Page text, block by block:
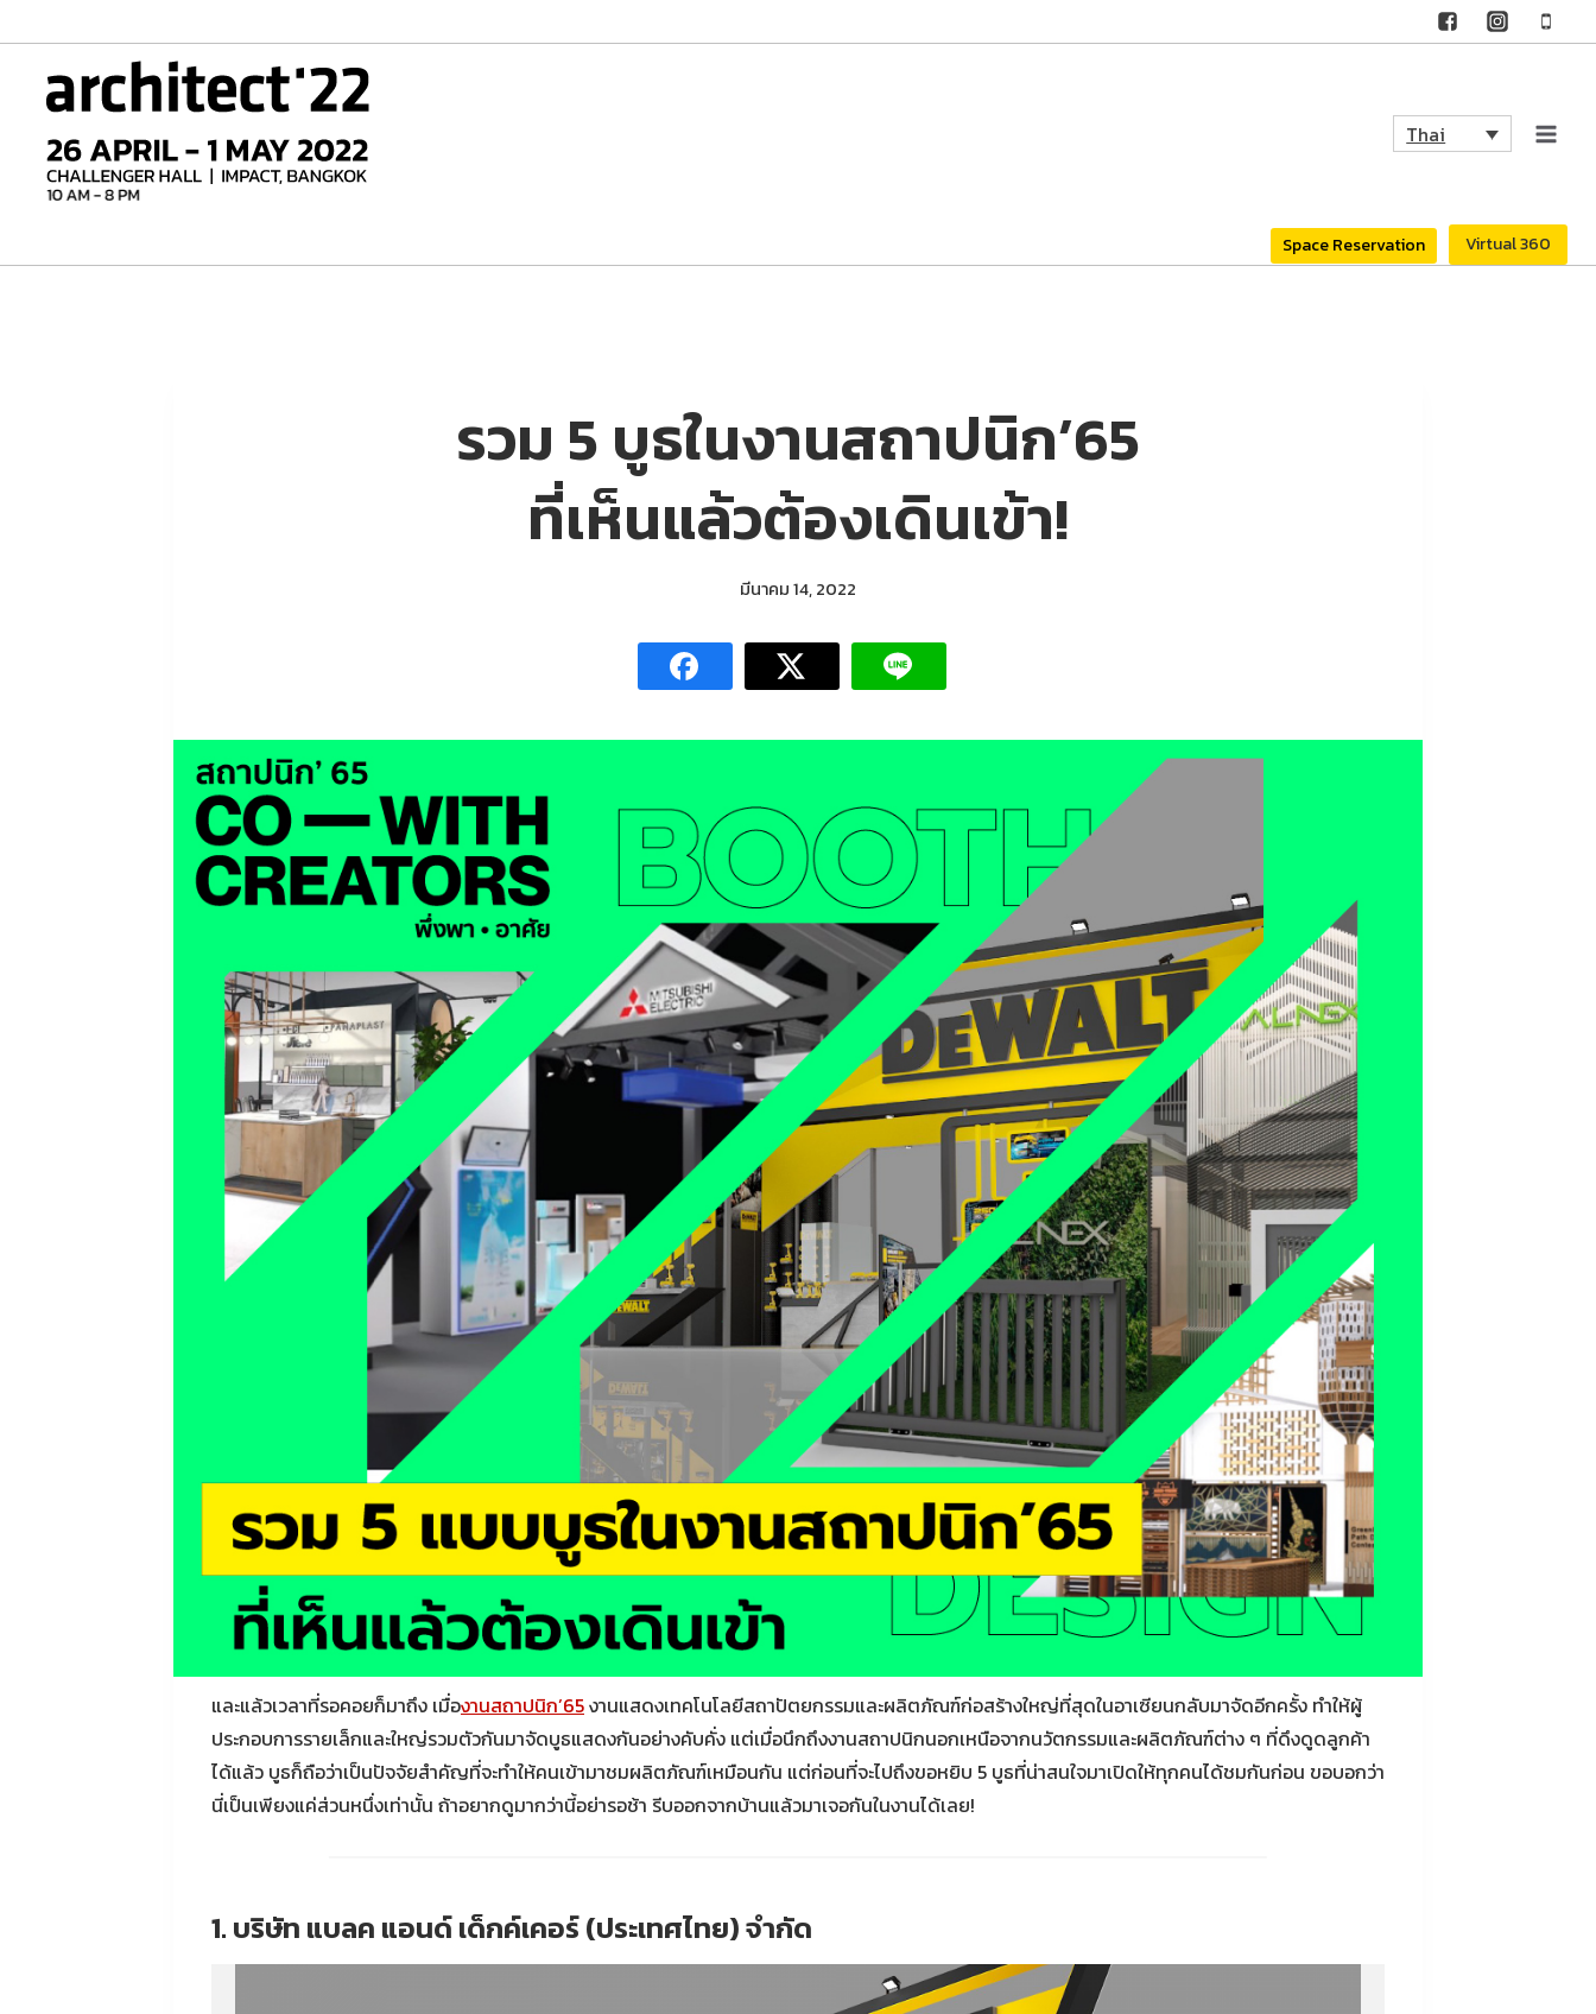
content
Thai
Space Reservation Virtual 360
รวม 5 บูธในงานสถาปนิก’65
ที่เห็นแล้วต้องเดินเข้า!
มีนาคม 14, 2022
และแล้วเวลาที่รอคอยก็มาถึง เมื่องานสถาปนิก’65งานแสดงเทคโนโลยีสถาปัตยกรรมและผลิตภัณฑ์ก่อสร้างใหญ่ที่สุดในอาเซียนกลับมาจัดอีกครั้ง ทำให้ผู้
ประกอบการรายเล็กและใหญ่รวมตัวกันมาจัดบูธแสดงกันอย่างคับคั่ง แต่เมื่อนึกถึงงานสถาปนิกนอกเหนือจากนวัตกรรมและผลิตภัณฑ์ต่าง ๆ ที่ดึงดูดลูกค้า
ได้แล้ว บูธก็ถือว่าเป็นปัจจัยสำคัญที่จะทำให้คนเข้ามาชมผลิตภัณฑ์เหมือนกัน แต่ก่อนที่จะไปถึงขอหยิบ 5 บูธที่น่าสนใจมาเปิดให้ทุกคนได้ชมกันก่อน ขอบอกว่า
นี่เป็นเพียงแค่ส่วนหนึ่งเท่านั้น ถ้าอยากดูมากว่านี้อย่ารอช้า รีบออกจากบ้านแล้วมาเจอกันในงานได้เลย!
1. บริษัท แบลค แอนด์ เด็กค์เคอร์ (ประเทศไทย) จำกัด